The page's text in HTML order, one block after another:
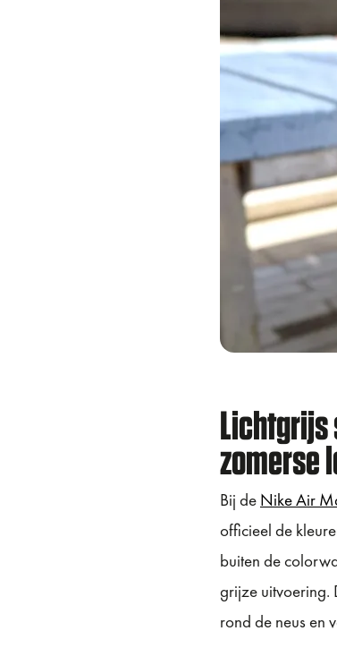
Lichtgrijs
zomerse
Bij de Nike Air
officieel de
buiten de
grijze uitvoering.
rond de neus en